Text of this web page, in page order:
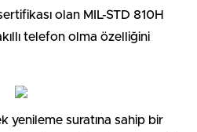
olan MIL-STD 810H
telefon olma özelliğini
yenileme suratına sahip bir